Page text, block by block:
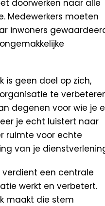
doorwerken naar alle
Medewerkers moeten
inwoners
is geen doel op zich,
te
degenen voor wie je
je echt luistert naar
ruimte voor echte
van je
een centrale
werkt en verbetert.
maakt die stem